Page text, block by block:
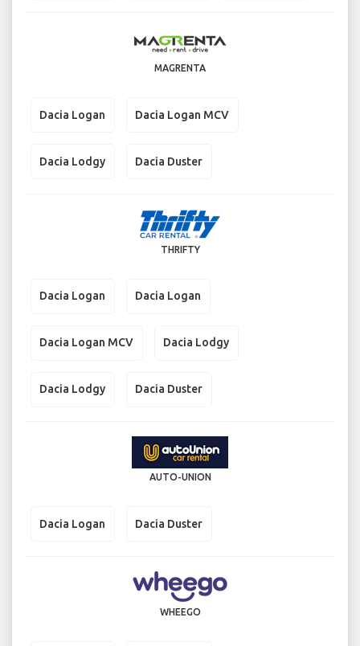
MAGRENTA
Dacia Logan Dacia Logan MCV
Dacia Lodgy Dacia Duster
THRIFTY
Dacia Logan Dacia Logan
Dacia Logan MCV Dacia Lodgy
Dacia Lodgy Dacia Duster
AUTO-UNION
Dacia Logan Dacia Duster
WHEEGO